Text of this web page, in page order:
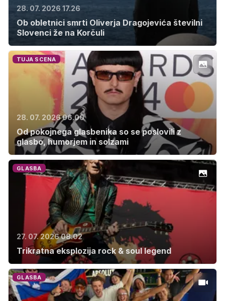
28. 07. 2026 17.26
Ob obletnici smrti Oliverja Dragojevića številni
Slovenci že na Korčuli
TUJA SCENA
28. 07. 2026 06.00
Od pokojnega glasbenika so se poslovili z
glasbo, humorjem in solzami
GLASBA
27. 07. 2026 08.02
Trikratna eksplozija rock & soul legend
GLASBA